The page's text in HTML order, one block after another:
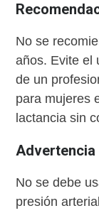
No se
años. Evite el
de un
para mujeres
lactancia sin
Advertencia
No se debe
presión